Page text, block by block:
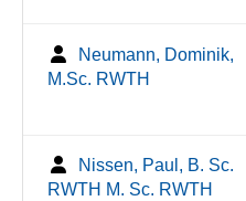
Neumann, Dominik,
M.Sc. RWTH
Nissen, Paul, B. Sc.
RWTH M. Sc. RWTH